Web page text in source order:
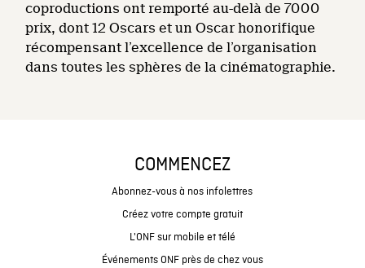
coproductions ont remporté au-delà de 7000
prix, dont 12 Oscars et un Oscar honorifique
récompensant l’excellence de l’organisation
dans toutes les sphères de la cinématographie.
COMMENCEZ
Abonnez-vous à nos infolettres
Créez votre compte gratuit
L'ONF sur mobile et télé
Événements ONF près de chez vous